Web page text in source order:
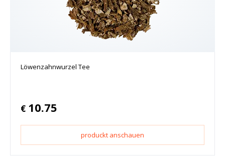
Löwenzahnwurzel Tee
€ 10.75
produckt anschauen